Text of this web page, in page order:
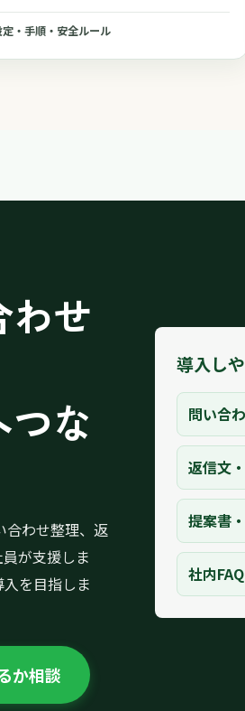
・手順・安全ルール
せ
な
合わせ整理、返
が支援しま
を目指しま
か相談
導入し
問い合
返信文
提案書
社内